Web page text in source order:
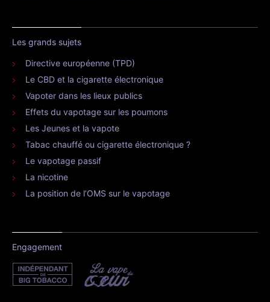
Les grands sujets
Directive européenne (TPD)
Le CBD et la cigarette électronique
Vapoter dans les lieux publics
Effets du vapotage sur les poumons
Les Jeunes et la vapote
Tabac chauffé ou cigarette électronique ?
Le vapotage passif
La nicotine
La position de l’OMS sur le vapotage
Engagement